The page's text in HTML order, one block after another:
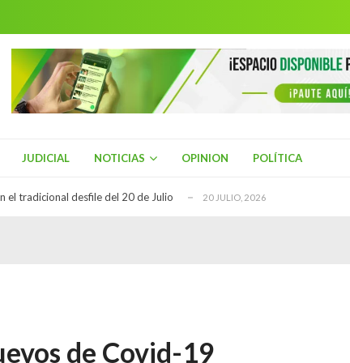
JUDICIAL NOTICIAS OPINION POLÍTICA
Henriquez, del Centro Democrático es el n...
el tradicional desfile del 20 de Julio 20 JULIO, 2026
hallado sin vida en La Plata, Huila 21 JULIO, 2026
de Asmet Salud en Neiva para exigir el tr...
el tradicional desfile del 20 de Julio 20 JULIO, 2026
de Asmet Salud en Neiva para exigir el tr...
de Covid-19